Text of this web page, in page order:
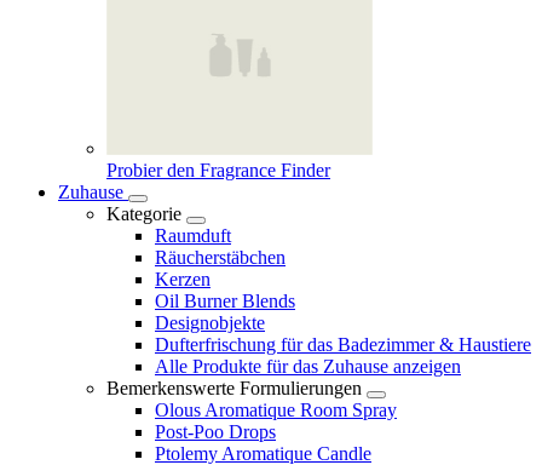
Probier den Fragrance Finder
Zuhause
Kategorie
Raumduft
Räucherstäbchen
Kerzen
Oil Burner Blends
Designobjekte
Dufterfrischung für das Badezimmer & Haustiere
Alle Produkte für das Zuhause anzeigen
Bemerkenswerte Formulierungen
Olous Aromatique Room Spray
Post-Poo Drops
Ptolemy Aromatique Candle